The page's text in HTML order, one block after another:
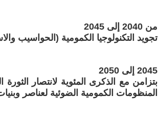
من 2040 إلى 2045
تجويد التكنولوجيا الكمومية (الحواسيب
2045 إلى 2050
بتزامن مع الذكرى المئوية لانتصار
المنظومات الكمومية الضوئية لعناصر